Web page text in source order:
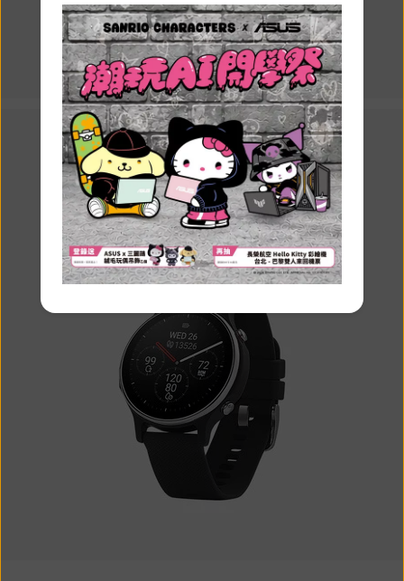
Switch to your local site to shop
online and see relevant
promotions.
停留在此網站
Switch to the US website
健康觸手可及
了解更多